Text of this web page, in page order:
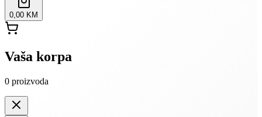
0,00 KM
Vaša korpa
0 proizvoda